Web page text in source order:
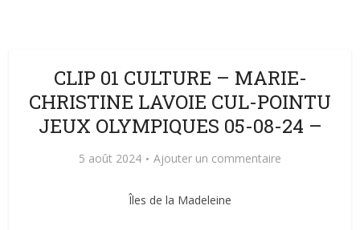
CLIP 01 CULTURE – MARIE-
CHRISTINE LAVOIE CUL-POINTU
JEUX OLYMPIQUES 05-08-24 –
5 août 2024 Ajouter un commentaire
Îles de la Madeleine